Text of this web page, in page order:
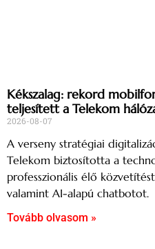
Kékszalag: rekord
teljesített a Telekom
2026-08-07
A verseny stratégiai
Telekom biztosította a
professzionális élő
valamint AI-alapú chatbotot.
Tovább olvasom »